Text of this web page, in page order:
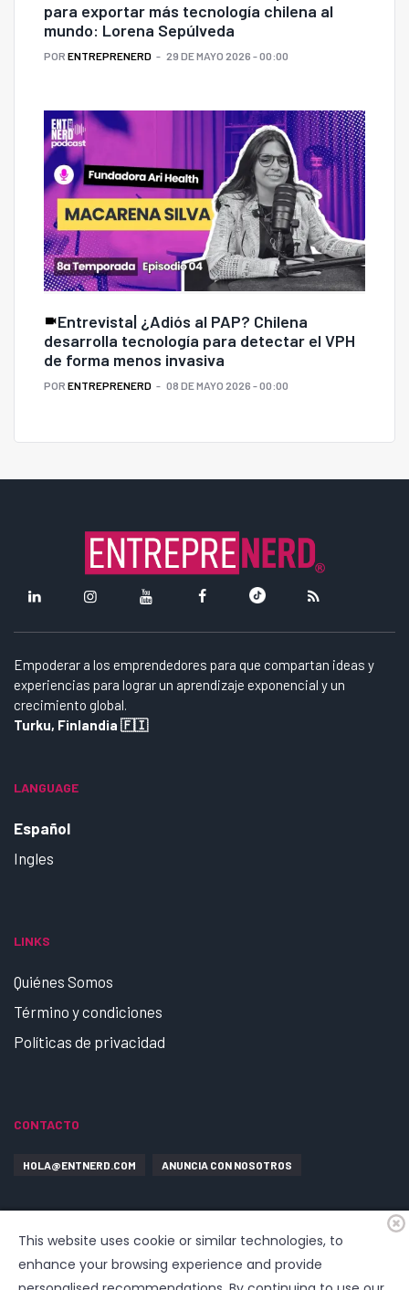
para exportar más tecnología chilena al
mundo: Lorena Sepúlveda
POR ENTREPRENERD 29 DE MAYO 2026 - 00:00
Entrevista| ¿Adiós al PAP? Chilena
desarrolla tecnología para detectar el VPH
de forma menos invasiva
POR ENTREPRENERD 08 DE MAYO 2026 - 00:00
Empoderar a los emprendedores para que compartan ideas y
experiencias para lograr un aprendizaje exponencial y un
crecimiento global.
Turku, Finlandia 🇫🇮
LANGUAGE
Español
Ingles
LINKS
Quiénes Somos
Término y condiciones
Políticas de privacidad
CONTACTO
HOLA@ENTNERD.COM ANUNCIA CON NOSOTROS
This website uses cookie or similar technologies, to
enhance your browsing experience and provide